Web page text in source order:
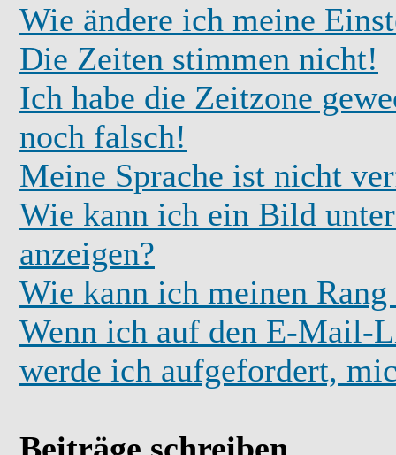
Wie ändere ich meine
Die Zeiten stimmen nicht!
Ich habe die Zeitzone
noch falsch!
Meine Sprache ist nicht
Wie kann ich ein Bild
anzeigen?
Wie kann ich meinen Rang
Wenn ich auf den E-Mail-
werde ich aufgefordert,